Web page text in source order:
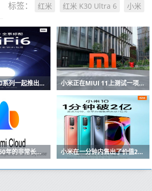
标签： 红米 红米 K30 Ultra 6 小米
小米将与Mi 10系列一起推出旗舰Wi-Fi 6路由器 小米正在MIUI 11上测试一项新的安全功能
小米提供了跨60年的非常长的Mi Cloud订阅计划 小米在一分钟内售出了价值2亿元的小米10